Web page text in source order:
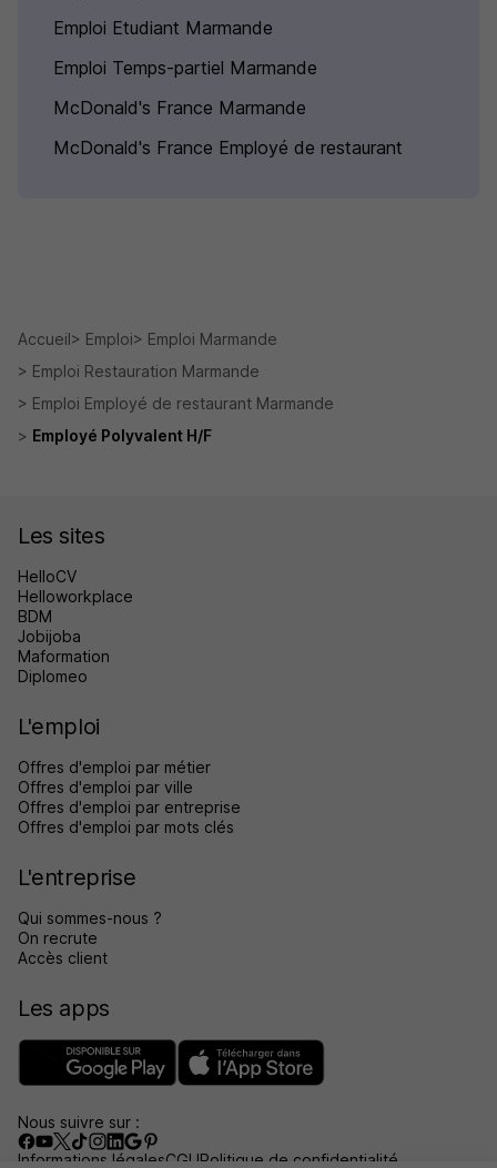
Emploi Etudiant Marmande
Emploi Temps-partiel Marmande
McDonald's France Marmande
McDonald's France Employé de restaurant
Accueil Emploi
Emploi Marmande
Emploi Restauration Marmande
Emploi Employé de restaurant Marmande
Employé Polyvalent H/F
Les sites
HelloCV
Helloworkplace
BDM
Jobijoba
Maformation
Diplomeo
L'emploi
Offres d'emploi par métier
Offres d'emploi par ville
Offres d'emploi par entreprise
Offres d'emploi par mots clés
L'entreprise
Qui sommes-nous ?
On recrute
Accès client
Les apps
Nous suivre sur :
Informations légalesCGUPolitique de confidentialité